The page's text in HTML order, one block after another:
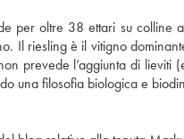
per oltre 38 ettari su colline
Il riesling è il vitigno
prevede l’aggiunta di
una filosofia biologica e